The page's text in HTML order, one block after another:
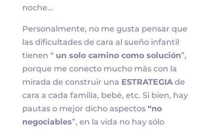
noche…
Personalmente, no me gusta pensar que
las dificultades de cara al sueño infantil
tienen “ un solo camino como solución”,
porque me conecto mucho más con la
mirada de construir una ESTRATEGIAde
cara a cada familia, bebé, etc. Si bien, hay
pautas o mejor dicho aspectos “no
negociables”, en la vida no hay sólo